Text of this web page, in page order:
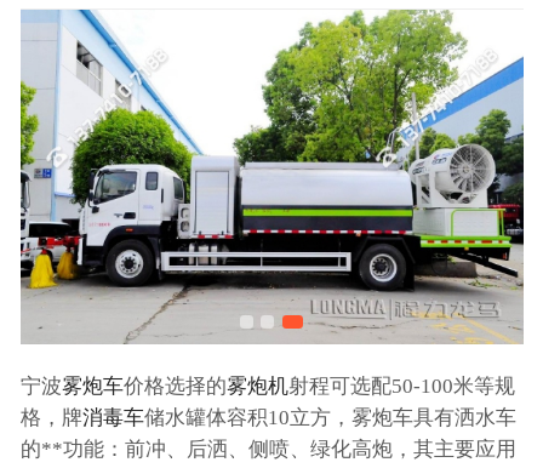
宁波雾炮车价格选择的雾炮机射程可选配50-100米等规
格，牌消毒车储水罐体容积10立方，雾炮车具有洒水车
的**功能：前冲、后洒、侧喷、绿化高炮，其主要应用